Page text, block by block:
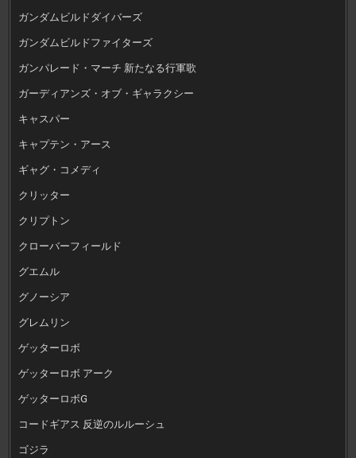
ガンダムビルドダイバーズ
ガンダムビルドファイターズ
ガンパレード・マーチ 新たなる行軍歌
ガーディアンズ・オブ・ギャラクシー
キャスパー
キャプテン・アース
ギャグ・コメディ
クリッター
クリプトン
クローバーフィールド
グエムル
グノーシア
グレムリン
ゲッターロボ
ゲッターロボ アーク
ゲッターロボG
コードギアス 反逆のルルーシュ
ゴジラ